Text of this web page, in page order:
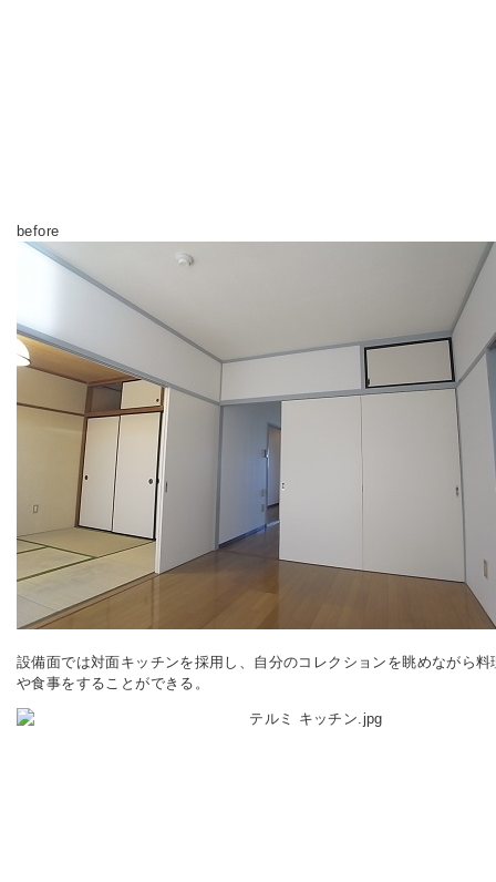
before
設備面では対面キッチンを採用し、自分のコレクションを眺めながら料
や食事をすることができる。